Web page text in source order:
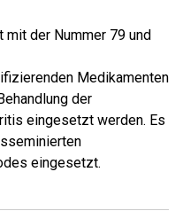
der Nummer 79 und
Medikamenten
der
eingesetzt werden. Es
eingesetzt.